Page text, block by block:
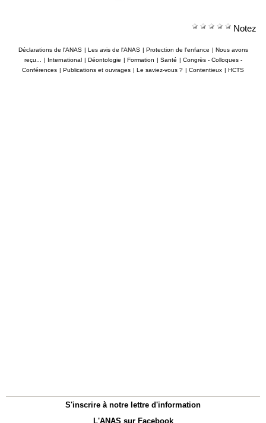
Notez
Déclarations de l'ANAS | Les avis de l'ANAS | Protection de l'enfance | Nous avons
reçu...
| International | Déontologie | Formation | Santé | Congrès - Colloques -
Conférences | Publications et ouvrages | Le saviez-vous ? | Contentieux | HCTS
S'inscrire à notre lettre d'information
L'ANAS sur Facebook